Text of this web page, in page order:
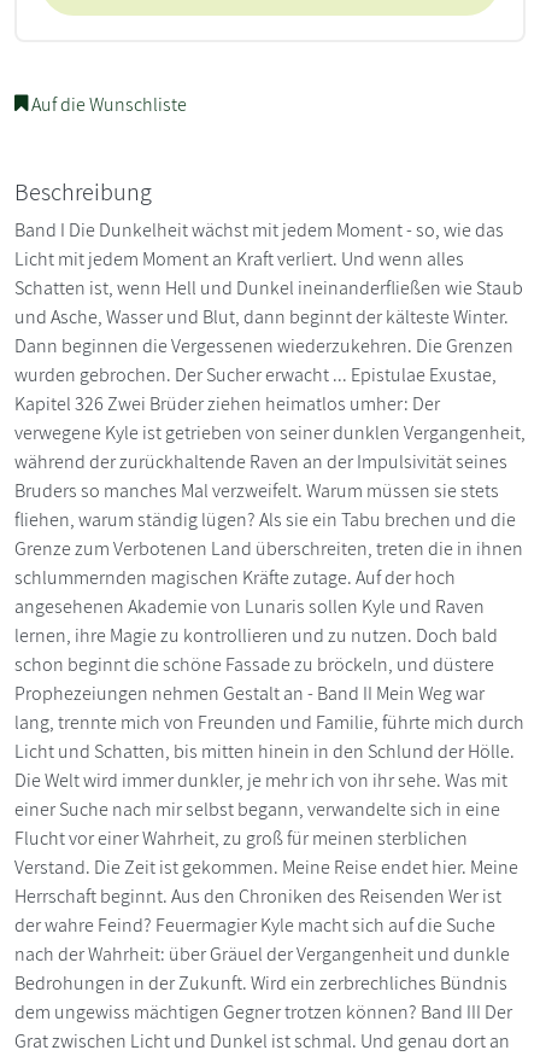
Auf die Wunschliste
Beschreibung
Band I Die Dunkelheit wächst mit jedem Moment - so, wie das
Licht mit jedem Moment an Kraft verliert. Und wenn alles
Schatten ist, wenn Hell und Dunkel ineinanderfließen wie Staub
und Asche, Wasser und Blut, dann beginnt der kälteste Winter.
Dann beginnen die Vergessenen wiederzukehren. Die Grenzen
wurden gebrochen. Der Sucher erwacht ... Epistulae Exustae,
Kapitel 326 Zwei Brüder ziehen heimatlos umher: Der
verwegene Kyle ist getrieben von seiner dunklen Vergangenheit,
während der zurückhaltende Raven an der Impulsivität seines
Bruders so manches Mal verzweifelt. Warum müssen sie stets
fliehen, warum ständig lügen? Als sie ein Tabu brechen und die
Grenze zum Verbotenen Land überschreiten, treten die in ihnen
schlummernden magischen Kräfte zutage. Auf der hoch
angesehenen Akademie von Lunaris sollen Kyle und Raven
lernen, ihre Magie zu kontrollieren und zu nutzen. Doch bald
schon beginnt die schöne Fassade zu bröckeln, und düstere
Prophezeiungen nehmen Gestalt an - Band II Mein Weg war
lang, trennte mich von Freunden und Familie, führte mich durch
Licht und Schatten, bis mitten hinein in den Schlund der Hölle.
Die Welt wird immer dunkler, je mehr ich von ihr sehe. Was mit
einer Suche nach mir selbst begann, verwandelte sich in eine
Flucht vor einer Wahrheit, zu groß für meinen sterblichen
Verstand. Die Zeit ist gekommen. Meine Reise endet hier. Meine
Herrschaft beginnt. Aus den Chroniken des Reisenden Wer ist
der wahre Feind? Feuermagier Kyle macht sich auf die Suche
nach der Wahrheit: über Gräuel der Vergangenheit und dunkle
Bedrohungen in der Zukunft. Wird ein zerbrechliches Bündnis
dem ungewiss mächtigen Gegner trotzen können? Band III Der
Grat zwischen Licht und Dunkel ist schmal. Und genau dort an